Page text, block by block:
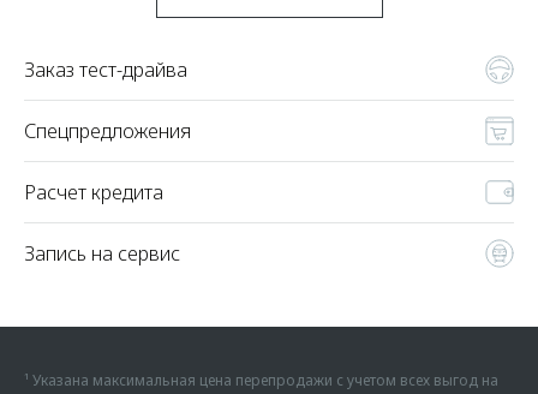
Заказ тест-драйва
Спецпредложения
Расчет кредита
Запись на сервис
¹ Указана максимальная цена перепродажи с учетом всех выгод на